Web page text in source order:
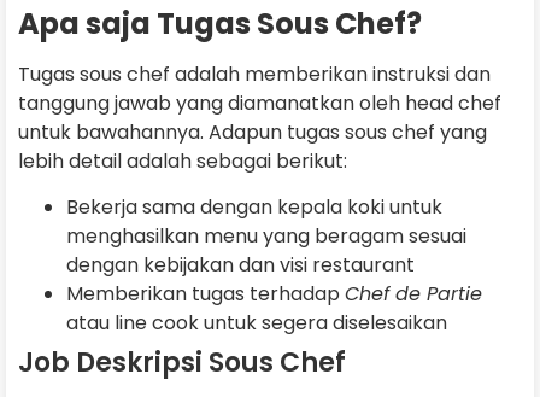
Apa saja Tugas Sous Chef?
Tugas sous chef adalah memberikan instruksi dan
tanggung jawab yang diamanatkan oleh head chef
untuk bawahannya. Adapun tugas sous chef yang
lebih detail adalah sebagai berikut:
Bekerja sama dengan kepala koki untuk
menghasilkan menu yang beragam sesuai
dengan kebijakan dan visi restaurant
Memberikan tugas terhadap Chef de Partie
atau line cook untuk segera diselesaikan
Job Deskripsi Sous Chef